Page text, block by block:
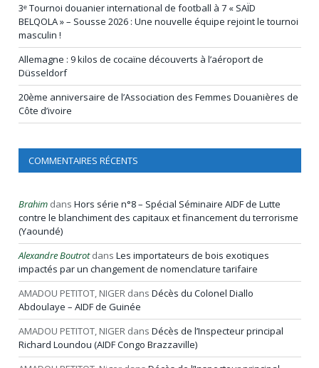
3ᵉ Tournoi douanier international de football à 7 « SAÏD
BELQOLA » – Sousse 2026 : Une nouvelle équipe rejoint le tournoi
masculin !
Allemagne : 9 kilos de cocaïne découverts à l’aéroport de
Düsseldorf
20ème anniversaire de l’Association des Femmes Douanières de
Côte d’ivoire
COMMENTAIRES RÉCENTS
Brahim dans Hors série n°8 – Spécial Séminaire AIDF de Lutte
contre le blanchiment des capitaux et financement du terrorisme
(Yaoundé)
Alexandre Boutrotdans Les importateurs de bois exotiques
impactés par un changement de nomenclature tarifaire
AMADOU PETITOT, NIGER dans Décès du Colonel Diallo
Abdoulaye – AIDF de Guinée
AMADOU PETITOT, NIGER dans Décès de l’Inspecteur principal
Richard Loundou (AIDF Congo Brazzaville)